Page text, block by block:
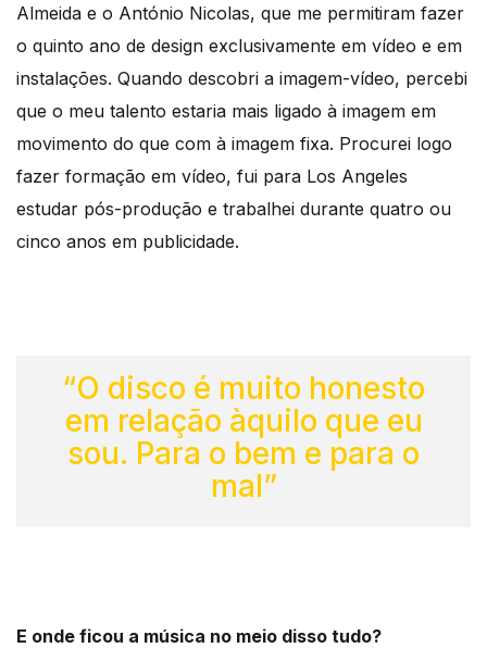
Almeida e o António Nicolas, que me permitiram fazer
o quinto ano de design exclusivamente em vídeo e em
instalações. Quando descobri a imagem-vídeo, percebi
que o meu talento estaria mais ligado à imagem em
movimento do que com à imagem fixa. Procurei logo
fazer formação em vídeo, fui para Los Angeles
estudar pós-produção e trabalhei durante quatro ou
cinco anos em publicidade.
“O disco é muito honesto
em relação àquilo que eu
sou. Para o bem e para o
mal”
E onde ficou a música no meio disso tudo?